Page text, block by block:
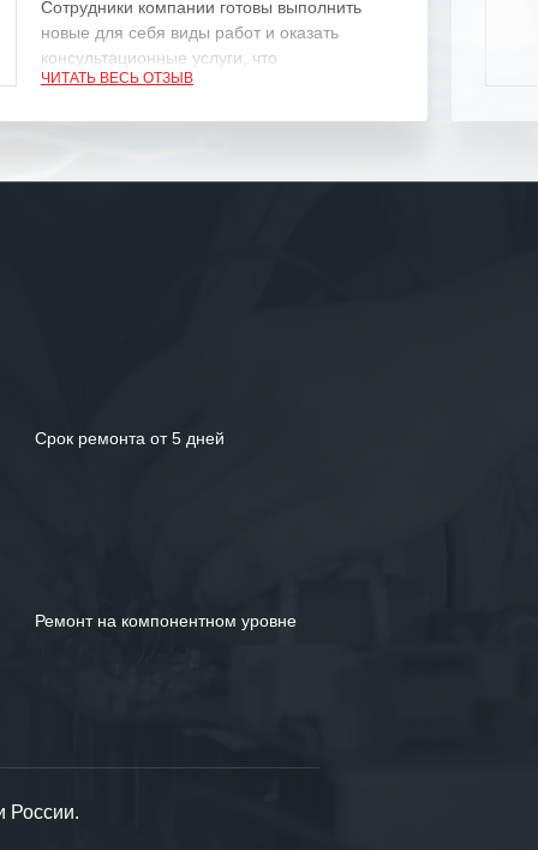
Сотрудники компании готовы выполнить
новые для себя виды работ и оказать
консультационные услуги, что
характеризует их как профессионалов
ответственного и надежного поставщика
ЧИТАТЬ ВЕСЬ ОТЗЫВ
Срок ремонта от 5 дней
Ремонт на компонентном уровне
России.